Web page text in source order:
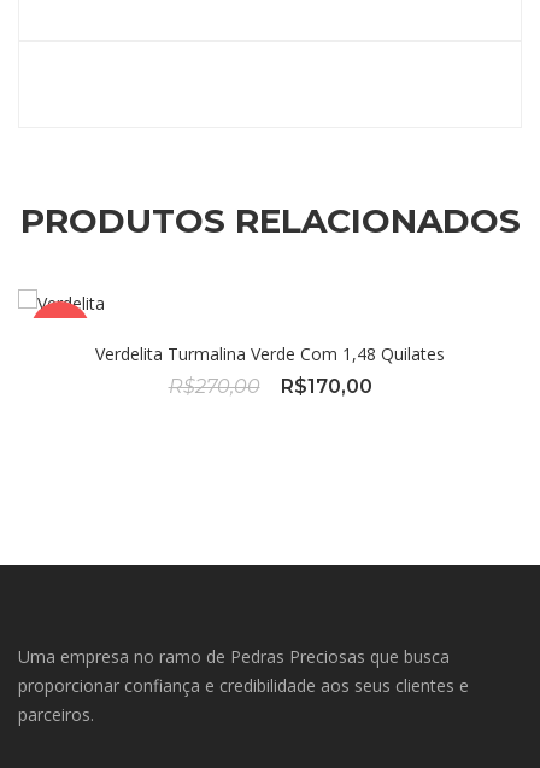
PRODUTOS RELACIONADOS
Verdelita Turmalina Verde Com 1,48 Quilates
R$270,00
O
R$170,00O
Uma empresa no ramo de Pedras Preciosas que busca
proporcionar confiança e credibilidade aos seus clientes e
parceiros.